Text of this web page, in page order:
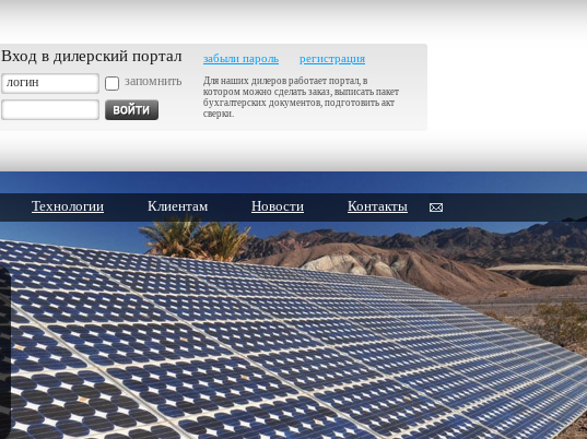
Вход в дилерский портал
запомнить
забыли пароль регистрация
Для наших дилеров работает портал, в
котором можно сделать заказ, выписать пакет
бухгалтерских документов, подготовить акт
сверки.
Технологии Клиентам Новости Контакты